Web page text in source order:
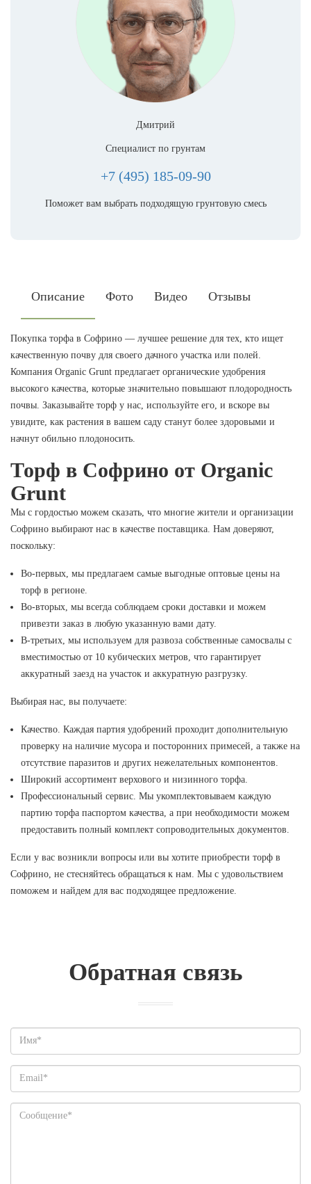
Дмитрий
Специалист по грунтам
+7 (495) 185-09-90
Поможет вам выбрать подходящую грунтовую смесь
Описание Фото Видео Отзывы
Покупка торфа в Софрино — лучшее решение для тех, кто ищет
качественную почву для своего дачного участка или полей.
Компания Organic Grunt предлагает органические удобрения
высокого качества, которые значительно повышают плодородность
почвы. Заказывайте торф у нас, используйте его, и вскоре вы
увидите, как растения в вашем саду станут более здоровыми и
начнут обильно плодоносить.
Торф в Софрино от Organic
Grunt
Мы с гордостью можем сказать, что многие жители и организации
Софрино выбирают нас в качестве поставщика. Нам доверяют,
поскольку:
Во-первых, мы предлагаем самые выгодные оптовые цены на
торф в регионе.
Во-вторых, мы всегда соблюдаем сроки доставки и можем
привезти заказ в любую указанную вами дату.
В-третьих, мы используем для развоза собственные самосвалы с
вместимостью от 10 кубических метров, что гарантирует
аккуратный заезд на участок и аккуратную разгрузку.
Выбирая нас, вы получаете:
Качество. Каждая партия удобрений проходит дополнительную
проверку на наличие мусора и посторонних примесей, а также на
отсутствие паразитов и других нежелательных компонентов.
Широкий ассортимент верхового и низинного торфа.
Профессиональный сервис. Мы укомплектовываем каждую
партию торфа паспортом качества, а при необходимости можем
предоставить полный комплект сопроводительных документов.
Если у вас возникли вопросы или вы хотите приобрести торф в
Софрино, не стесняйтесь обращаться к нам. Мы с удовольствием
поможем и найдем для вас подходящее предложение.
Обратная связь